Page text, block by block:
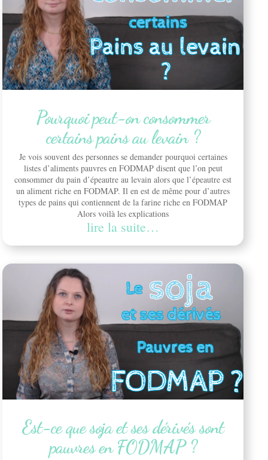
Pourquoi peut-on consommer
certains pains au levain ?
Je vois souvent des personnes se demander pourquoi certaines
listes d’aliments pauvres en FODMAP disent que l’on peut
consommer du pain d’épeautre au levain alors que l’épeautre est
un aliment riche en FODMAP. Il en est de même pour d’autres
types de pains qui contiennent de la farine riche en FODMAP
Alors voilà les explications
lire la suite…
Est-ce que soja et ses dérivés sont
pauvres en FODMAP ?